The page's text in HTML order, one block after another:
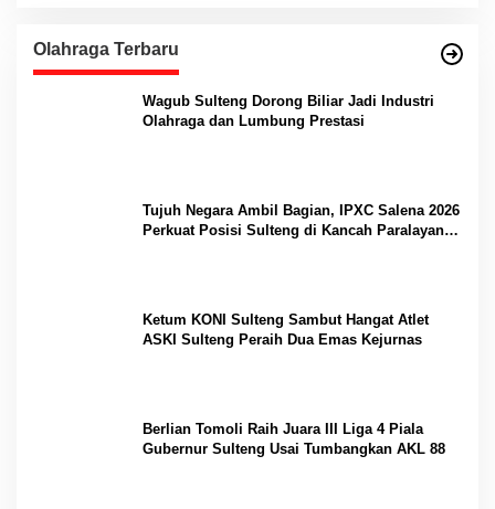
Olahraga Terbaru
Wagub Sulteng Dorong Biliar Jadi Industri
Olahraga dan Lumbung Prestasi
Tujuh Negara Ambil Bagian, IPXC Salena 2026
Perkuat Posisi Sulteng di Kancah Paralayang
Ketum KONI Sulteng Sambut Hangat Atlet
ASKI Sulteng Peraih Dua Emas Kejurnas
Berlian Tomoli Raih Juara III Liga 4 Piala
Gubernur Sulteng Usai Tumbangkan AKL 88